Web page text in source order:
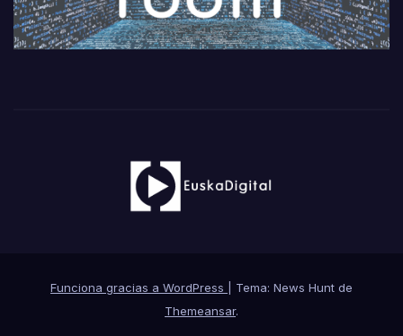
Funciona gracias a WordPress
Tema: News Hunt de
Themeansar.